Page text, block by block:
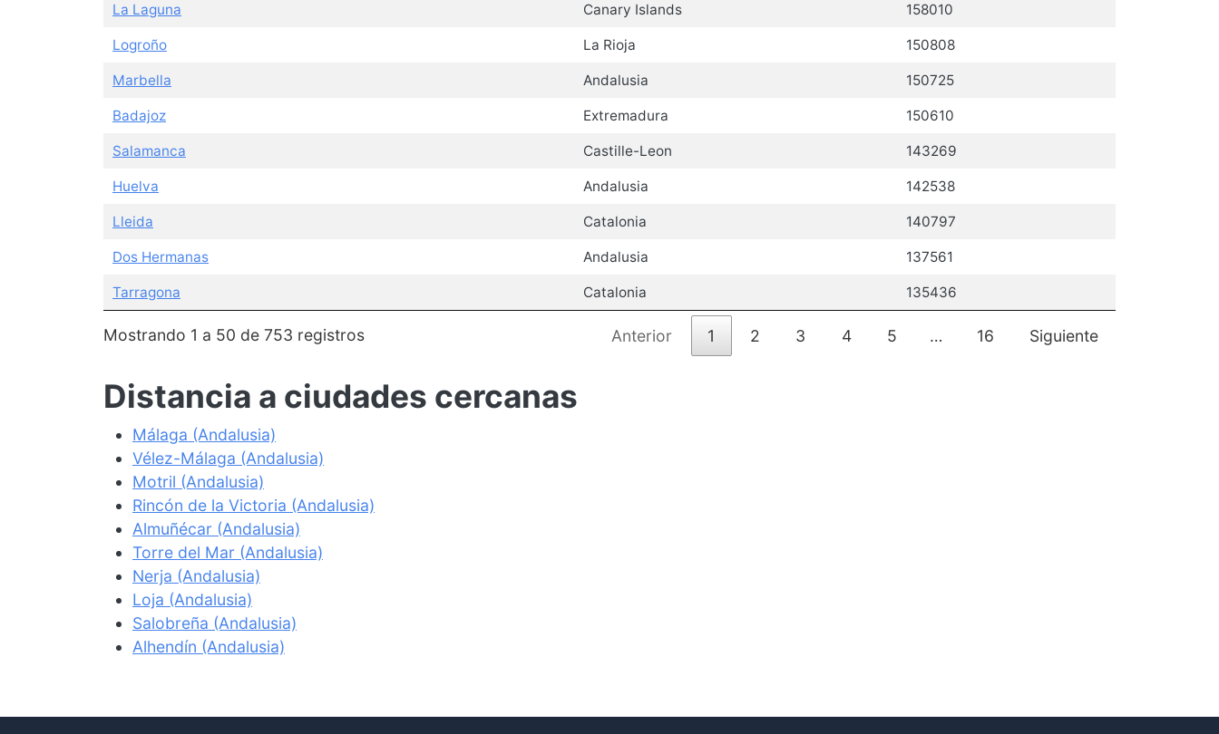
La Laguna Canary Islands 158010
Logroño La Rioja 150808
Marbella Andalusia 150725
Badajoz Extremadura 150610
Salamanca Castille-Leon 143269
Huelva Andalusia 142538
Lleida Catalonia 140797
Dos Hermanas Andalusia 137561
Tarragona Catalonia 135436
Mostrando 1 a 50 de 753 registros Anterior 1 2 3 4 5 … 16 Siguiente
Distancia a ciudades cercanas
Málaga (Andalusia)
Vélez-Málaga (Andalusia)
Motril (Andalusia)
Rincón de la Victoria (Andalusia)
Almuñécar (Andalusia)
Torre del Mar (Andalusia)
Nerja (Andalusia)
Loja (Andalusia)
Salobreña (Andalusia)
Alhendín (Andalusia)